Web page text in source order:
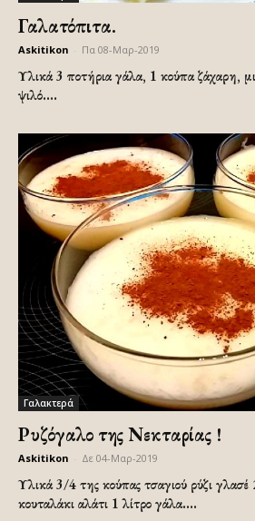
Γαλατόπιτα.
Askitikon Πα 08-Μαρ-2019
Υλικά3 ποτήρια γάλα, 1 κούπα ζάχαρη,
ψιλό....
Γαλακτερά
Ρυζόγαλο της Νεκταρίας !
Askitikon Δε 04-Μαρ-2019
Υλικά 3/4 της κούπας τσαγιού ρύζι γλασέ
κουταλάκι αλάτι 1 λίτρο γάλα....